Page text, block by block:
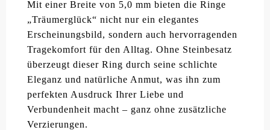
Mit einer Breite von 5,0 mm bieten die Ringe
„Träumerglück“ nicht nur ein elegantes
Erscheinungsbild, sondern auch hervorragenden
Tragekomfort für den Alltag. Ohne Steinbesatz
überzeugt dieser Ring durch seine schlichte
Eleganz und natürliche Anmut, was ihn zum
perfekten Ausdruck Ihrer Liebe und
Verbundenheit macht – ganz ohne zusätzliche
Verzierungen.